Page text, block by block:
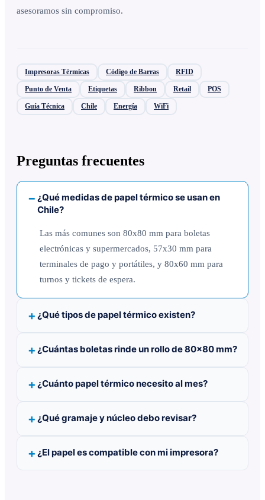
asesoramos sin compromiso.
Impresoras Térmicas Código de Barras RFID
Punto de Venta Etiquetas Ribbon Retail POS
Guía Técnica Chile Energía WiFi
Preguntas frecuentes
¿Qué medidas de papel térmico se usan en
Chile?
Las más comunes son 80x80 mm para boletas
electrónicas y supermercados, 57x30 mm para
terminales de pago y portátiles, y 80x60 mm para
turnos y tickets de espera.
¿Qué tipos de papel térmico existen?
¿Cuántas boletas rinde un rollo de 80x80 mm?
¿Cuánto papel térmico necesito al mes?
¿Qué gramaje y núcleo debo revisar?
¿El papel es compatible con mi impresora?